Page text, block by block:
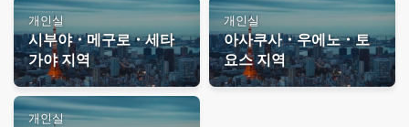
개인실
시부야・메구로・세타
가야 지역
개인실
아사쿠사・우에노・토
요스 지역
개인실